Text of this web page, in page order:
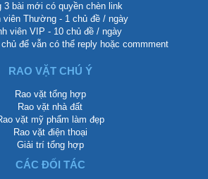
3 bài mới có quyền chèn link
viên Thường - 1 chủ đề / ngày
viên VIP - 10 chủ đề / ngày
để vẫn có thể reply hoặc commment
RAO VẶT CHÚ Ý
Rao vặt tổng hợp
Rao vặt nhà đất
vặt mỹ phẩm làm đẹp
Rao vặt điện thoại
Giải trí tổng hợp
CÁC ĐỐI TÁC